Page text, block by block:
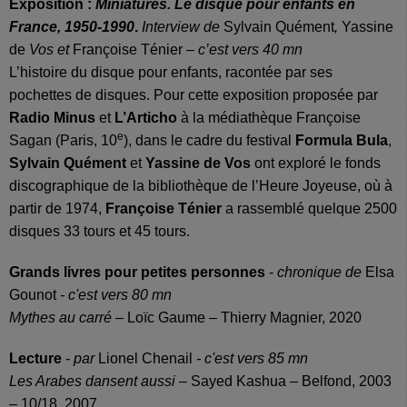
Exposition : Miniatures. Le disque pour enfants en
France, 1950-1990. Interview de Sylvain Quément, Yassine
de Vos et Françoise Ténier – c’est vers 40 mn
L’histoire du disque pour enfants, racontée par ses
pochettes de disques. Pour cette exposition proposée par
Radio Minus et L’Articho à la médiathèque Françoise
Sagan (Paris, 10e), dans le cadre du festival Formula Bula,
Sylvain Quément etYassine de Vos ont exploré le fonds
discographique de la bibliothèque de l’Heure Joyeuse, où à
partir de 1974, Françoise Ténier a rassemblé quelque 2500
disques 33 tours et 45 tours.
Grands livres pour petites personnes - chronique de Elsa
Gounot- c'est vers 80 mn
Mythes au carré – Loïc Gaume – Thierry Magnier, 2020
Lecture - par Lionel Chenail - c'est vers 85 mn
Les Arabes dansent aussi – Sayed Kashua – Belfond, 2003
– 10/18, 2007